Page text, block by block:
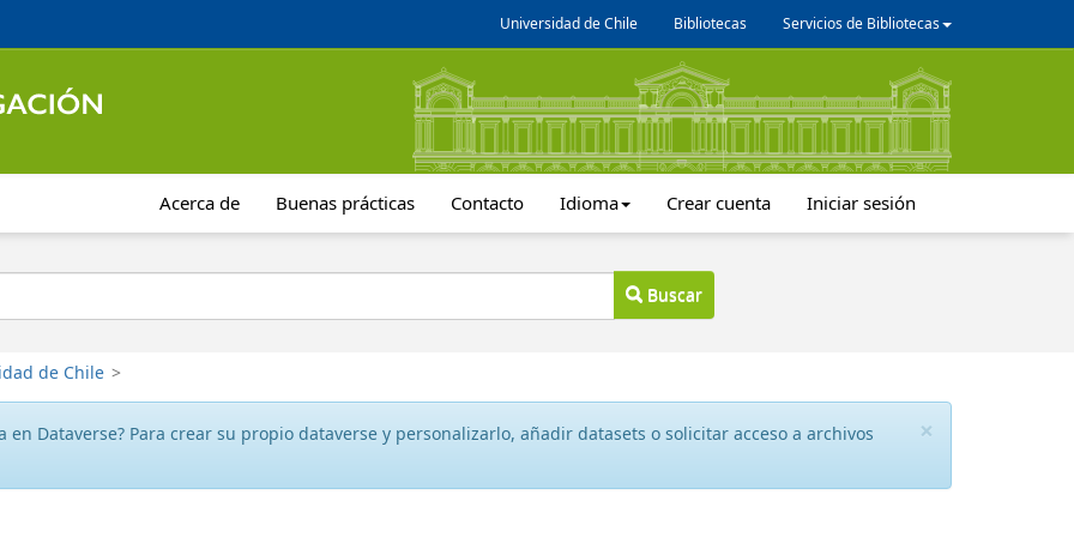
Universidad de Chile Bibliotecas Servicios de Bibliotecas
Acerca de Buenas prácticas Contacto Idioma Crear cuenta Iniciar sesión
Buscar
de Chile >
×
en Dataverse? Para crear su propio dataverse y personalizarlo, añadir datasets o solicitar acceso a archivos